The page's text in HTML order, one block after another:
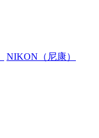
NIKON（尼康）